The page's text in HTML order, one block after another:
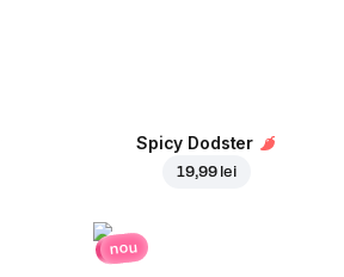
Spicy Dodster
19,99 lei
nou